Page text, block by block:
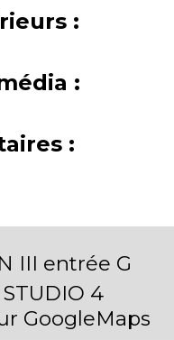
:
:
:
III entrée G
4
GoogleMaps